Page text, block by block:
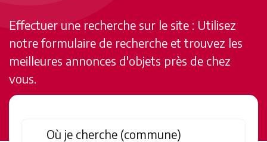
Effectuer une recherche sur le site : Utilisez
notre formulaire de recherche et trouvez les
meilleures annonces d'objets près de chez
vous.
Où je cherche (commune)